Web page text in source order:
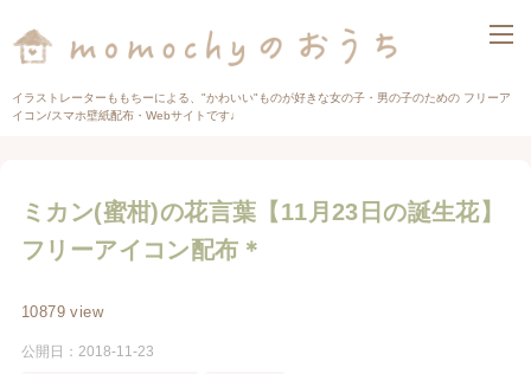
イラストレーターももちーによる、"かわいい"ものが好きな女の子・男の子のための フリーア
イコン/スマホ壁紙配布・Webサイトです♩
ミカン(蜜柑)の花言葉【11月23日の誕生花】
フリーアイコン配布＊
10879 view
公開日： 2018-11-23